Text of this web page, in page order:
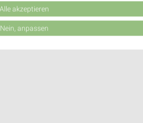
Alle akzeptieren
Nein, anpassen